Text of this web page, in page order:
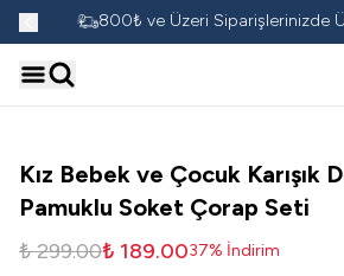
800₺ ve Üzeri Siparişlerinizde
Kız Bebek ve Çocuk Karışık
Pamuklu Soket Çorap Seti
₺ 299.00₺ 189.0037% İndirim